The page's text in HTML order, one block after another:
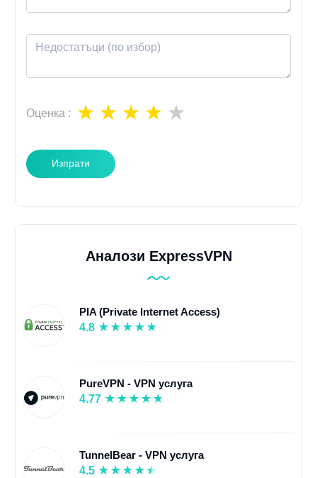
Оценка :
Изпрати
Аналози ExpressVPN
PIA (Private Internet Access)
4.8
PureVPN - VPN услуга
4.77
TunnelBear - VPN услуга
4.5